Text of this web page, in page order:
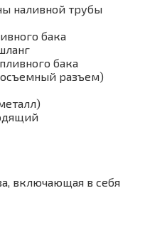
наливной трубы
бака
бака
разъем)
включающая в себя